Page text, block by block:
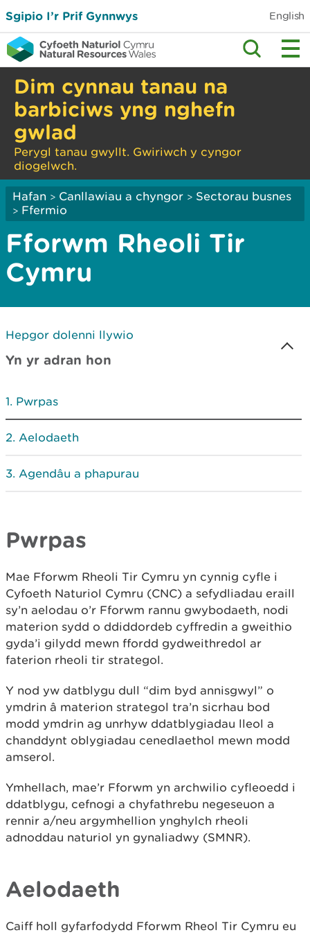
Sgipio I’r Prif Gynnwys English
Dim cynnau tanau na
barbiciws yng nghefn
gwlad
Perygl tanau gwyllt. Gwiriwch y cyngor
diogelwch.
Hafan > Canllawiau a chyngor > Sectorau busnes
> Ffermio
Fforwm Rheoli Tir
Cymru
Hepgor dolenni llywio
Yn yr adran hon
Pwrpas
Aelodaeth
Agendâu a phapurau
Pwrpas
Mae Fforwm Rheoli Tir Cymru yn cynnig cyfle i
Cyfoeth Naturiol Cymru (CNC) a sefydliadau eraill
sy’n aelodau o’r Fforwm rannu gwybodaeth, nodi
materion sydd o ddiddordeb cyffredin a gweithio
gyda’i gilydd mewn ffordd gydweithredol ar
faterion rheoli tir strategol.
Y nod yw datblygu dull “dim byd annisgwyl” o
ymdrin â materion strategol tra’n sicrhau bod
modd ymdrin ag unrhyw ddatblygiadau lleol a
chanddynt oblygiadau cenedlaethol mewn modd
amserol.
Ymhellach, mae’r Fforwm yn archwilio cyfleoedd i
ddatblygu, cefnogi a chyfathrebu negeseuon a
rennir a/neu argymhellion ynghylch rheoli
adnoddau naturiol yn gynaliadwy (SMNR).
Aelodaeth
Caiff holl gyfarfodydd Fforwm Rheol Tir Cymru eu